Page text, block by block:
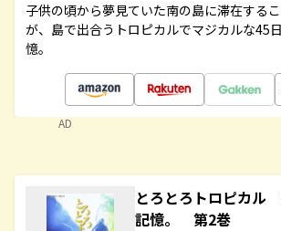
子供の頃から夢見ていた南の島に滞在する
が、島で出合うトロピカルでマジカルな45
憶。
AD
とろとろトロピカル
記憶。 第2巻